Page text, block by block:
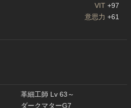
VIT +97
意思力 +61
革細工師 Lv 63～
ダークマターG7